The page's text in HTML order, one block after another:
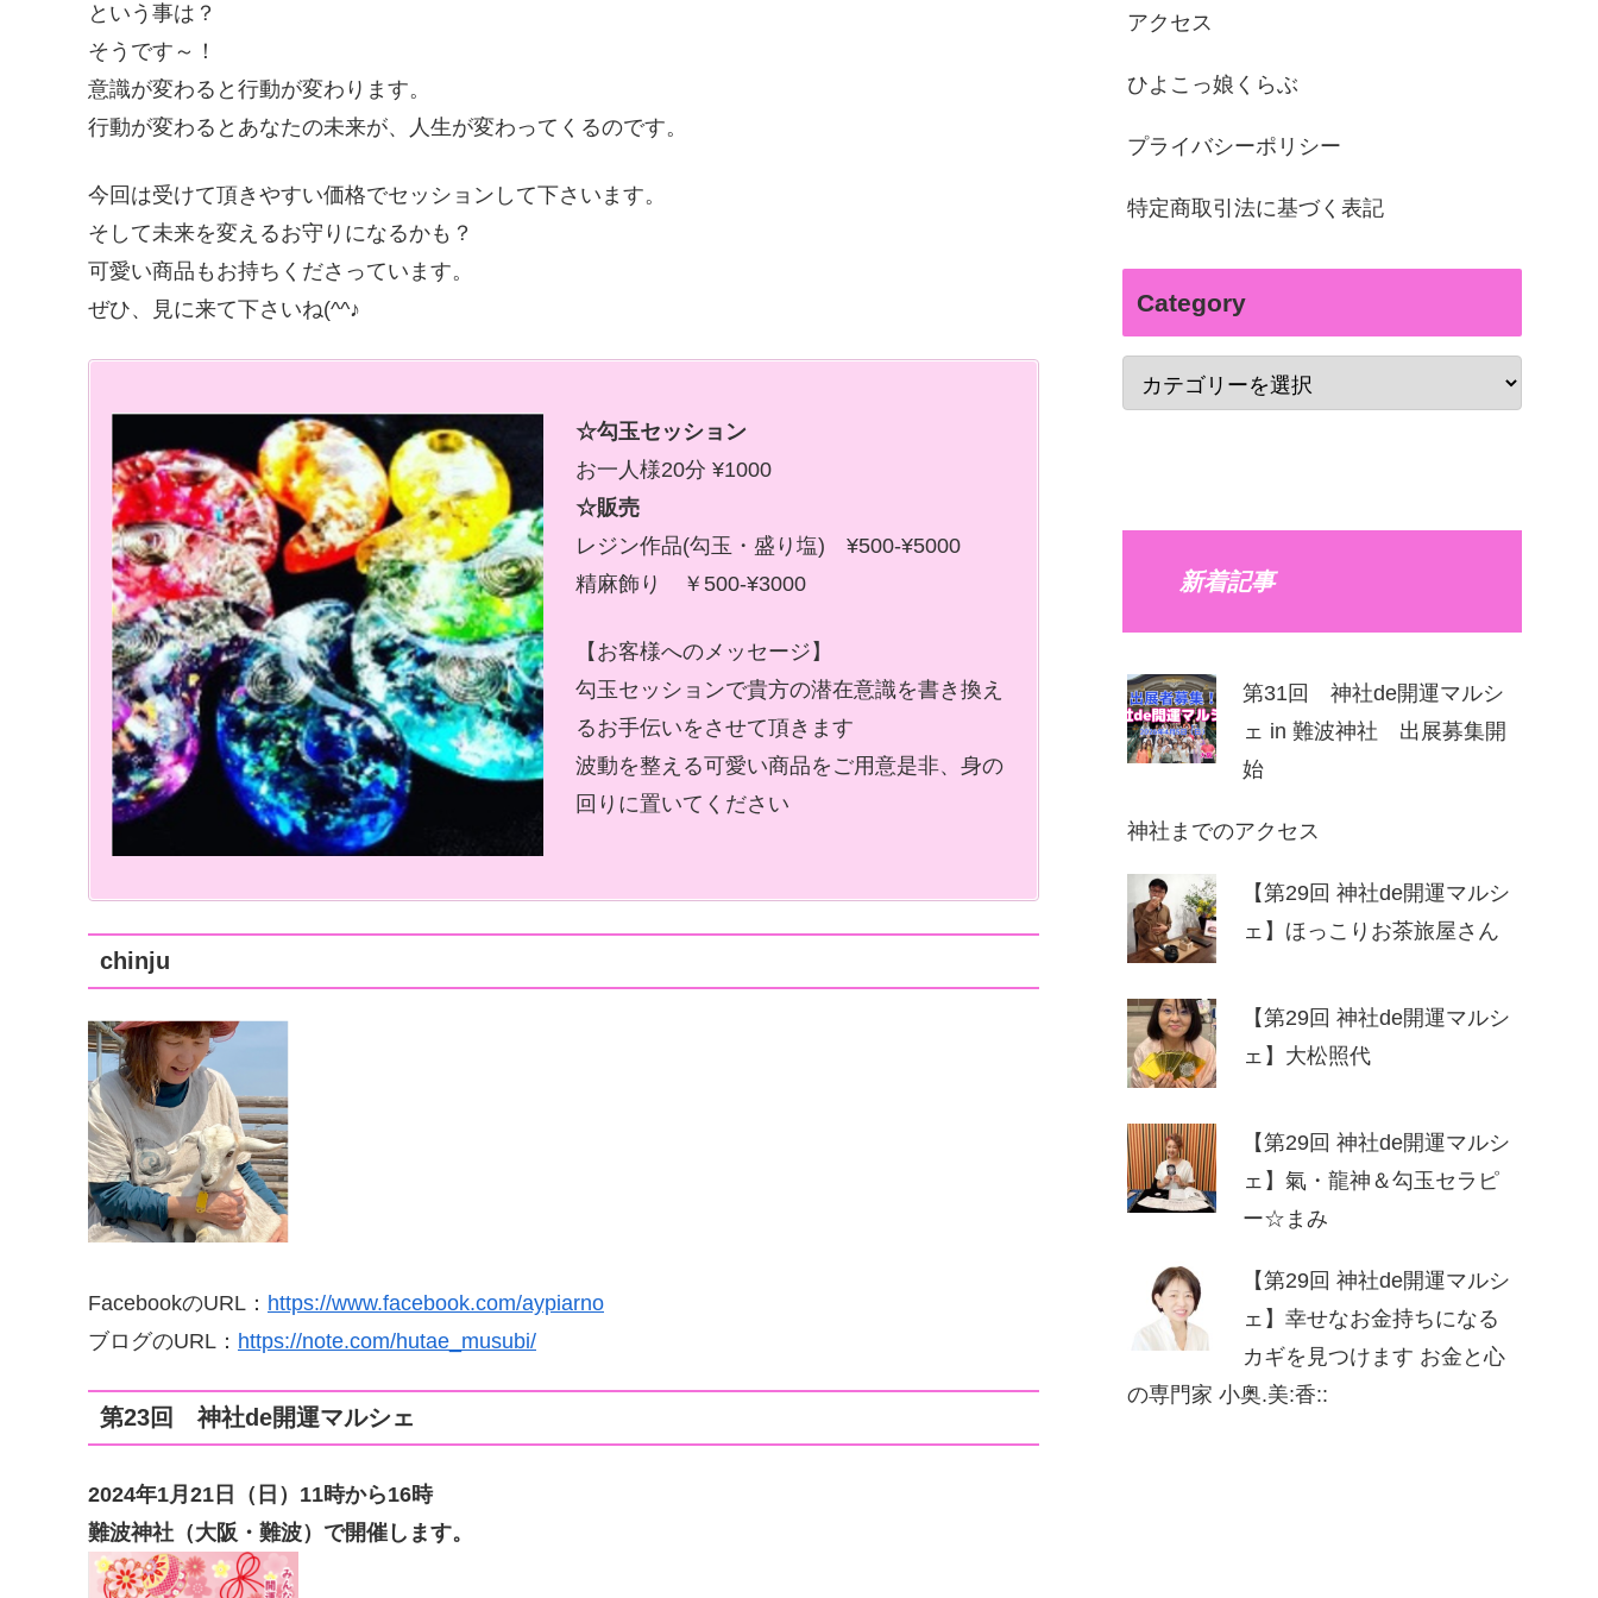
という事は？
そうです～！
意識が変わると行動が変わります。
行動が変わるとあなたの未来が、人生が変わってくるのです。
今回は受けて頂きやすい価格でセッションして下さいます。
そして未来を変えるお守りになるかも？
可愛い商品もお持ちくださっています。
ぜひ、見に来て下さいね(^^♪
☆勾玉セッション
お一人様20分 ¥1000
☆販売
レジン作品(勾玉・盛り塩) ¥500-¥5000
精麻飾り ￥500-¥3000
【お客様へのメッセージ】
勾玉セッションで貴方の潜在意識を書き換え
るお手伝いをさせて頂きます
波動を整える可愛い商品をご用意是非、身の
回りに置いてください
chinju
FacebookのURL： https://www.facebook.com/aypiarno
ブログのURL： https://note.com/hutae_musubi/
第23回 神社de開運マルシェ
2024年1月21日（日 ）11時から16時
難波神社（大阪・難波）で開催します。
アクセス
ひよこっ娘くらぶ
プライバシーポリシー
特定商取引法に基づく表記
Category
新着記事
第31回 神社de開運マルシ
ェ in 難波神社 出展募集開
始
神社までのアクセス
【第29回 神社de開運マルシ
ェ】ほっこりお茶旅屋さん
【第29回 神社de開運マルシ
ェ】⼤松照代
【第29回 神社de開運マルシ
ェ】氣・龍神＆勾玉セラピ
ー☆まみ
【第29回 神社de開運マルシ
ェ】幸せなお⾦持ちになる
カギを⾒つけます お⾦と⼼
の専⾨家 ⼩奥.美:⾹::